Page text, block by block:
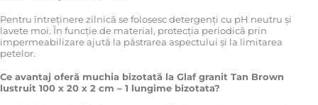
Pentru întreținere zilnică se folosesc detergenți cu pH neutru și
lavete moi. În funcție de material, protecția periodică prin
impermeabilizare ajută la păstrarea aspectului și la limitarea
petelor.
Ce avantaj oferă muchia bizotată la Glaf granit Tan Brown
lustruit 100 x 20 x 2 cm – 1 lungime bizotata?